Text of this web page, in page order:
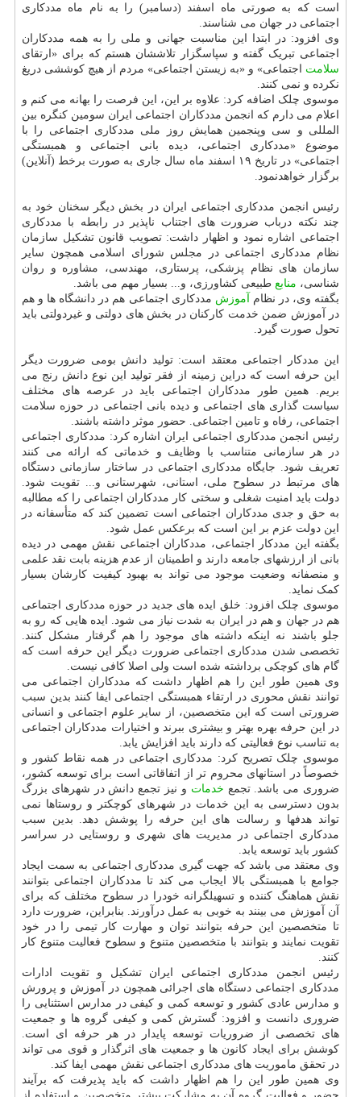
است که به صورتی ماه اسفند (دسامبر) را به نام ماه مددکاری
اجتماعی در جهان می شناسند.
وی افزود: در ابتدا این مناسبت جهانی و ملی را به همه مددکاران
اجتماعی تبریک گفته و سپاسگزار تلاششان هستم که برای «ارتقای
سلامت اجتماعی» و «به زیستن اجتماعی» مردم از هیچ کوششی دریغ
نکرده و نمی کنند.
موسوی چلک اضافه کرد: علاوه بر این، این فرصت را بهانه می کنم و
اعلام می دارم که انجمن مددکاران اجتماعی ایران سومین کنگره بین
المللی و سی وپنجمین همایش روز ملی مددکاری اجتماعی را با
موضوع «مددکاری اجتماعی، دیده بانی اجتماعی و همبستگی
اجتماعی» در تاریخ ۱۹ اسفند ماه سال جاری به صورت برخط (آنلاین)
برگزار خواهدنمود.
رئیس انجمن مددکاری اجتماعی ایران در بخش دیگر سخنان خود به
چند نکته درباب ضرورت های اجتناب ناپذیر در رابطه با مددکاری
اجتماعی اشاره نمود و اظهار داشت: تصویب قانون تشکیل سازمان
نظام مددکاری اجتماعی در مجلس شورای اسلامی همچون سایر
سازمان های نظام پزشکی، پرستاری، مهندسی، مشاوره و روان
شناسی، منابع طبیعی کشاورزی، و... بسیار مهم می باشد.
بگفته وی، در نظام آموزش مددکاری اجتماعی هم در دانشگاه ها و هم
در آموزش ضمن خدمت کارکنان در بخش های دولتی و غیردولتی باید
تحول صورت گیرد.
این مددکار اجتماعی معتقد است: تولید دانش بومی ضرورت دیگر
این حرفه است که دراین زمینه از فقر تولید این نوع دانش رنج می
بریم. همین طور مددکاران اجتماعی باید در عرصه های مختلف
سیاست گذاری های اجتماعی و دیده بانی اجتماعی در حوزه سلامت
اجتماعی، رفاه و تامین اجتماعی. حضور موثر داشته باشند.
رئیس انجمن مددکاری اجتماعی ایران اشاره کرد: مددکاری اجتماعی
در هر سازمانی متناسب با وظایف و خدماتی که ارائه می کنند
تعریف شود. جایگاه مددکاری اجتماعی در ساختار سازمانی دستگاه
های مرتبط در سطوح ملی، استانی، شهرستانی و... تقویت شود.
دولت باید امنیت شغلی و سختی کار مددکاران اجتماعی را که مطالبه
به حق و جدی مددکاران اجتماعی است تضمین کند که متأسفانه در
این دولت عزم بر این است که برعکس عمل شود.
بگفته این مددکار اجتماعی، مددکاران اجتماعی نقش مهمی در دیده
بانی از ارزشهای جامعه دارند و اطمینان از عدم هزینه بابت نقد علمی
و منصفانه وضعیت موجود می تواند به بهبود کیفیت کارشان بسیار
کمک نماید.
موسوی چلک افزود: خلق ایده های جدید در حوزه مددکاری اجتماعی
هم در جهان و هم در ایران به شدت نیاز می شود. ایده هایی که رو به
جلو باشند نه اینکه داشته های موجود را هم گرفتار مشکل کنند.
تخصصی شدن مددکاری اجتماعی ضرورت دیگر این حرفه است که
گام های کوچکی برداشته شده است ولی اصلا کافی نیست.
وی همین طور این را هم اظهار داشت که مددکاران اجتماعی می
توانند نقش محوری در ارتقاء همبستگی اجتماعی ایفا کنند بدین سبب
ضرورتی است که این متخصصین، از سایر علوم اجتماعی و انسانی
در این حرفه بهره بهتر و بیشتری ببرند و اختیارات مددکاران اجتماعی
به تناسب نوع فعالیتی که دارند باید افزایش یابد.
موسوی چلک تصریح کرد: مددکاری اجتماعی در همه نقاط کشور و
خصوصاً در استانهای محروم تر از اتفاقاتی است برای توسعه کشور،
ضروری می باشد. تجمع خدمات و نیز تجمع دانش در شهرهای بزرگ
بدون دسترسی به این خدمات در شهرهای کوچکتر و روستاها نمی
تواند هدفها و رسالت های این حرفه را پوشش دهد. بدین سبب
مددکاری اجتماعی در مدیریت های شهری و روستایی در سراسر
کشور باید توسعه یابد.
وی معتقد می باشد که جهت گیری مددکاری اجتماعی به سمت ایجاد
جوامع با همبستگی بالا ایجاب می کند تا مددکاران اجتماعی بتوانند
نقش هماهنگ کننده و تسهیلگرانه خودرا در سطوح مختلف که برای
آن آموزش می بینند به خوبی به عمل درآورند. بنابراین، ضرورت دارد
تا متخصصین این حرفه بتوانند توان و مهارت کار تیمی را در خود
تقویت نمایند و بتوانند با متخصصین متنوع و سطوح فعالیت متنوع کار
کنند.
رئیس انجمن مددکاری اجتماعی ایران تشکیل و تقویت ادارات
مددکاری اجتماعی دستگاه های اجرائی همچون در آموزش و پرورش
و مدارس عادی کشور و توسعه کمی و کیفی در مدارس استثنایی را
ضروری دانست و افزود: گسترش کمی و کیفی گروه ها و جمعیت
های تخصصی از ضروریات توسعه پایدار در هر حرفه ای است.
کوشش برای ایجاد کانون ها و جمعیت های اثرگذار و قوی می تواند
در تحقق ماموریت های مددکاری اجتماعی نقش مهمی ایفا کند.
وی همین طور این را هم اظهار داشت که باید پذیرفت که برآیند
حضور و فعالیت گروه آن به مشارکت بیشتر متخصصین و استفاده از